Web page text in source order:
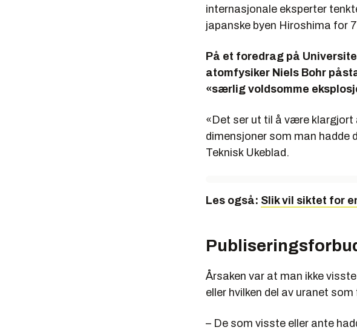
internasjonale eksperter
japanske byen Hiroshima for
På et foredrag på
atomfysiker Niels Bohr
«særlig voldsomme
«Det ser ut til å være klargjort
dimensjoner som man hadde
Teknisk Ukeblad.
Les også: Slik vil siktet for
Årsaken var at man ikke
eller hvilken del av uranet
– De som visste eller ante